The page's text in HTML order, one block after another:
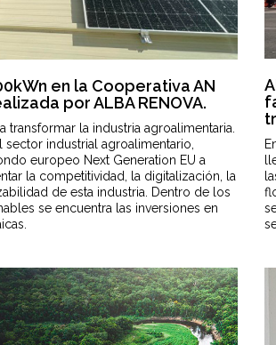
en la Cooperativa AN
por ALBA RENOVA.
transformar la industria agroalimentaria.
industrial agroalimentario,
europeo Next Generation EU a
la competitividad, la digitalización, la
de esta industria. Dentro de los
se encuentra las inversiones en